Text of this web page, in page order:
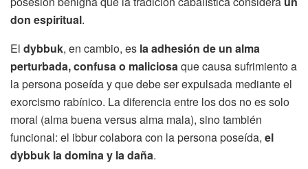
don espiritual.
El dybbuk, en cambio, es la adhesión de un alma
perturbada, confusa o maliciosaque causa sufrimiento a
la persona poseída y que debe ser expulsada mediante el
exorcismo rabínico. La diferencia entre los dos no es solo
moral (alma buena versus alma mala), sino también
funcional: el ibbur colabora con la persona poseída, el
dybbuk la domina y la daña.